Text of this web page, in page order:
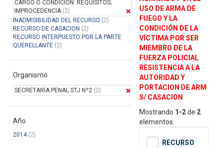
CARGO O CONDICION: REQUISITOS;
IMPROCEDENCIA(2)
INADMISIBILIDAD DEL RECURSO (2)
RECURSO DE CASACION (2)
RECURSO INTERPUESTO POR LA PARTE
QUERELLANTE (2)
Organismo
SECRETARÍA PENAL STJ Nº2 (2)
Año
2014(2)
USO DE ARMA DE
FUEGO Y LA
CONDICIÓN DE LA
VÍCTIMA POR SER
MIEMBRO DE LA
FUERZA POLICIAL
RESISTENCIA A LA
AUTORIDAD Y
PORTACION DE ARM
S/ CASACION
Mostrando 1-2de 2
elementos.
RECURSO